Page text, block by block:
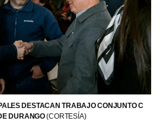
DESTACAN TRABAJO CONJUNTO C
DURANGO(CORTESÍA)